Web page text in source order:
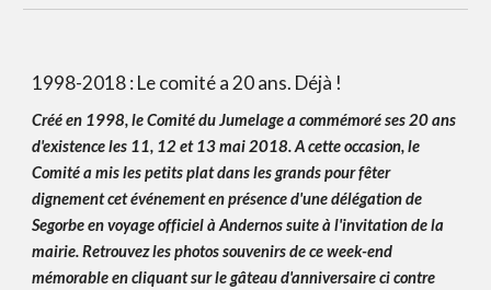
1998-2018 : Le comité a 20 ans. Déjà !
Créé en 1998, le Comité du Jumelage a commémoré ses 20 ans
d'existence les 11, 12 et 13 mai 2018. A cette occasion, le
Comité a mis les petits plat dans les grands pour fêter
dignement cet événement en présence d'une délégation de
Segorbe en voyage officiel à Andernos suite à l'invitation de la
mairie. Retrouvez les photos souvenirs de ce week-end
mémorable en cliquant sur le gâteau d'anniversaire ci contre